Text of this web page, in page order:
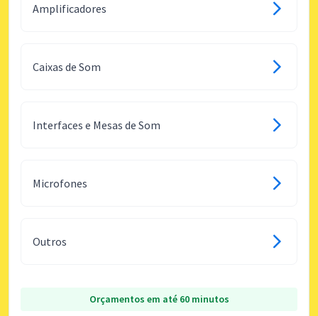
Amplificadores
Caixas de Som
Interfaces e Mesas de Som
Microfones
Outros
Orçamentos em até 60 minutos